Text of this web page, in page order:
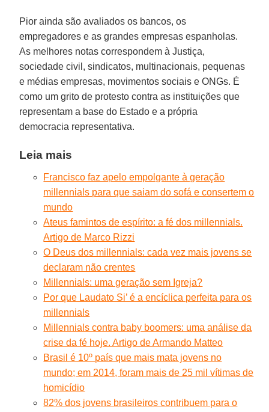
Pior ainda são avaliados os bancos, os
empregadores e as grandes empresas espanholas.
As melhores notas correspondem à Justiça,
sociedade civil, sindicatos, multinacionais, pequenas
e médias empresas, movimentos sociais e ONGs. É
como um grito de protesto contra as instituições que
representam a base do Estado e a própria
democracia representativa.
Leia mais
Francisco faz apelo empolgante à geração
millennials para que saiam do sofá e consertem o
mundo
Ateus famintos de espírito: a fé dos millennials.
Artigo de Marco Rizzi
O Deus dos millennials: cada vez mais jovens se
declaram não crentes
Millennials: uma geração sem Igreja?
Por que Laudato Si’ é a encíclica perfeita para os
millennials
Millennials contra baby boomers: uma análise da
crise da fé hoje. Artigo de Armando Matteo
Brasil é 10º país que mais mata jovens no
mundo; em 2014, foram mais de 25 mil vítimas de
homicídio
82% dos jovens brasileiros contribuem para o